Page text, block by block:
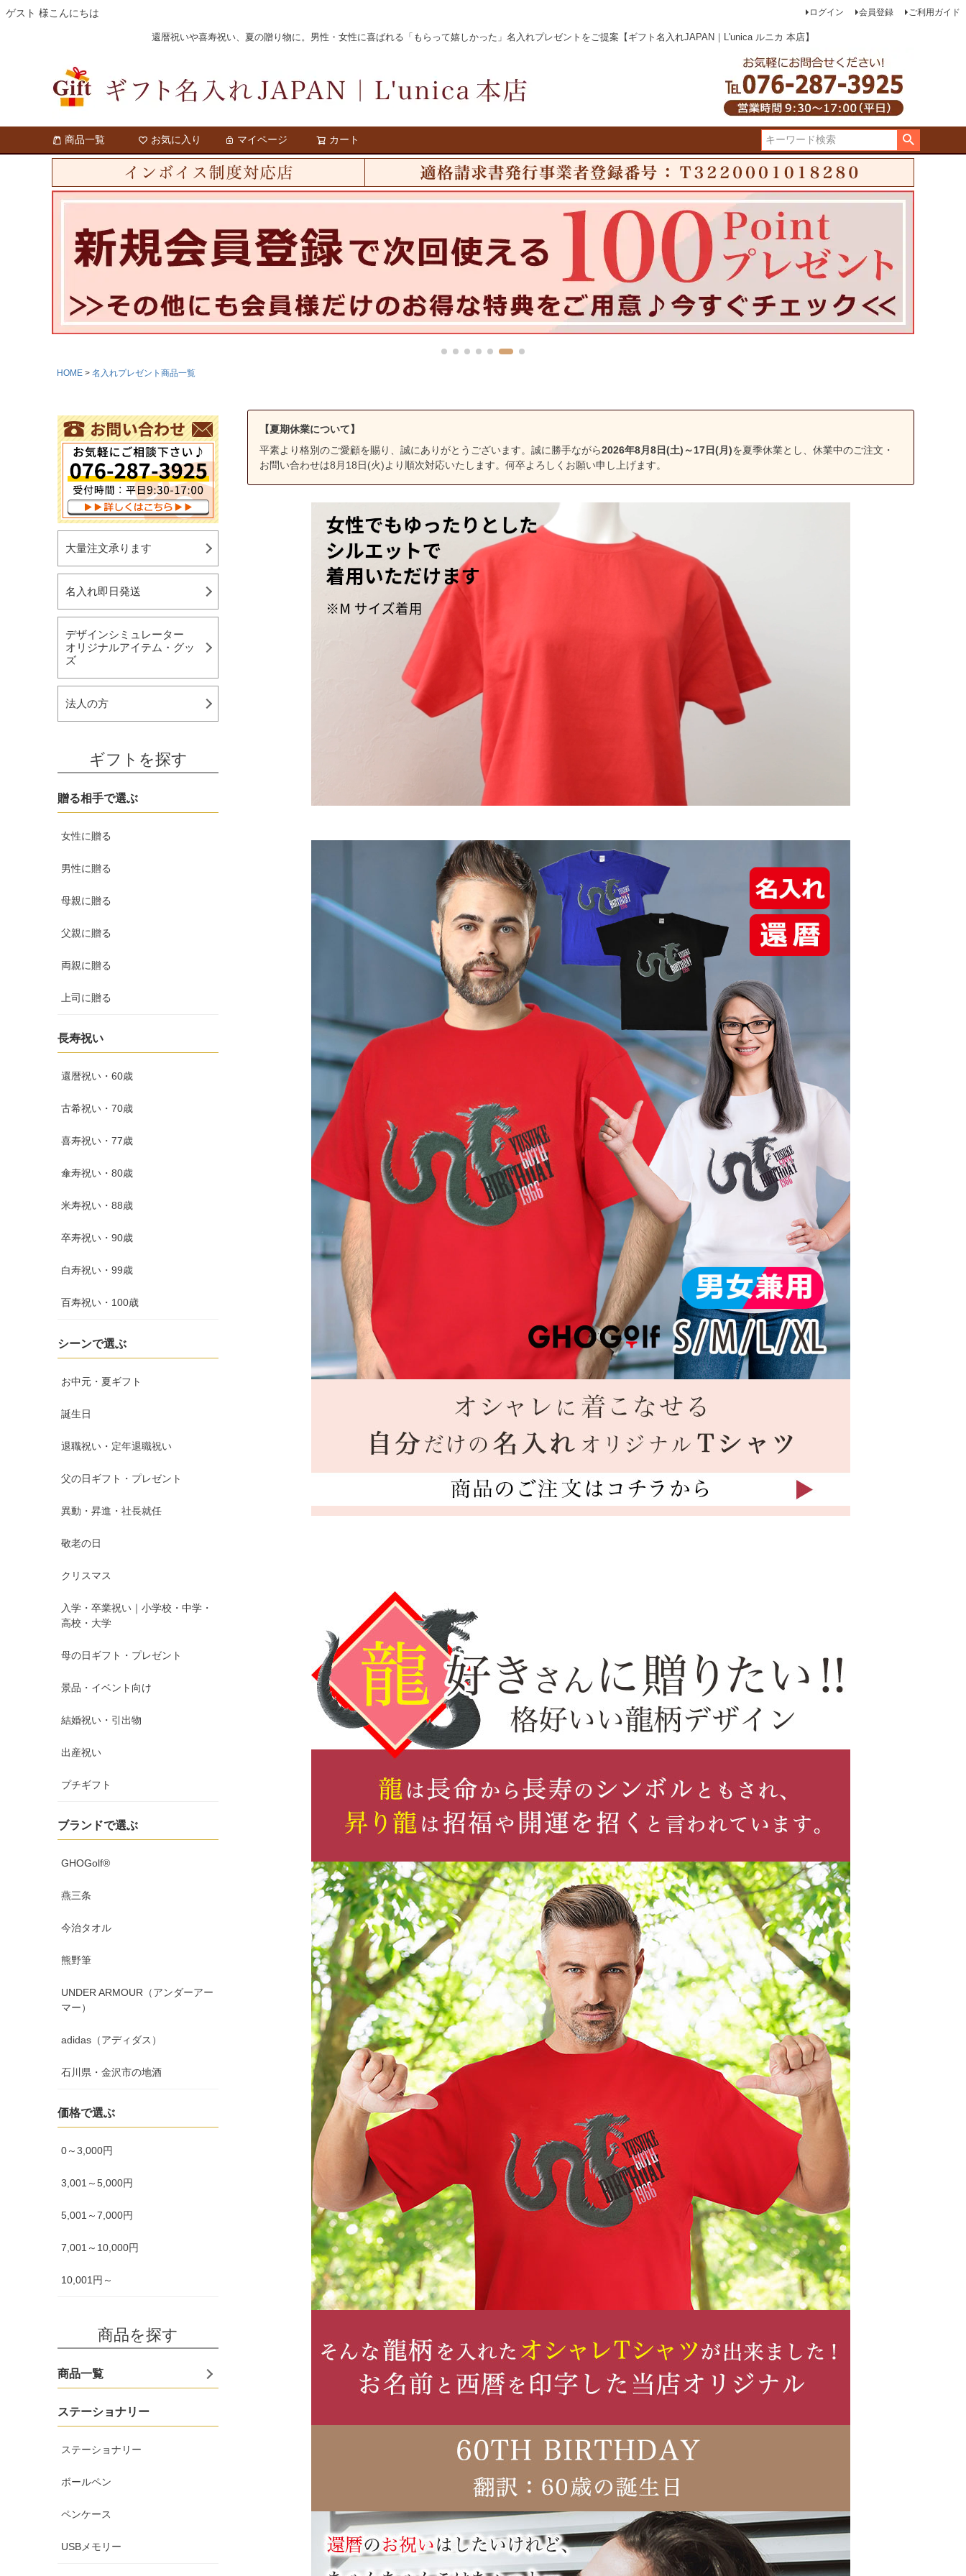
ゲスト 様こんにちは ログイン 会員登録 ご利用ガイド
還暦祝いや喜寿祝い、夏の贈り物に。男性・女性に喜ばれる「もらって嬉しかった」名入れプレゼントをご提案【ギフト名入れJAPAN｜L'unica ルニカ 本店】
商品一覧 お気に入り マイページ カート
HOME 名入れプレゼント商品一覧
大量注文承ります
名入れ即日発送
デザインシミュレーター
オリジナルアイテム・グッ
ズ
法人の方
ギフトを探す
贈る相手で選ぶ
女性に贈る
男性に贈る
母親に贈る
父親に贈る
両親に贈る
上司に贈る
長寿祝い
還暦祝い・60歳
古希祝い・70歳
喜寿祝い・77歳
傘寿祝い・80歳
米寿祝い・88歳
卒寿祝い・90歳
白寿祝い・99歳
百寿祝い・100歳
シーンで選ぶ
お中元・夏ギフト
誕生日
退職祝い・定年退職祝い
父の日ギフト・プレゼント
異動・昇進・社長就任
敬老の日
クリスマス
入学・卒業祝い｜小学校・中学・
高校・大学
母の日ギフト・プレゼント
景品・イベント向け
結婚祝い・引出物
出産祝い
プチギフト
ブランドで選ぶ
GHOGolf®
燕三条
今治タオル
熊野筆
UNDER ARMOUR（アンダーアー
マー）
adidas（アディダス）
石川県・金沢市の地酒
価格で選ぶ
0～3,000円
3,001～5,000円
5,001～7,000円
7,001～10,000円
10,001円～
商品を探す
商品一覧
ステーショナリー
ステーショナリー
ボールペン
ペンケース
USBメモリー
【夏期休業について】
平素より格別のご愛顧を賜り、誠にありがとうございます。誠に勝手ながら2026年8月8日(土)～17日(月)を夏季休業とし、休業中のご注文・
お問い合わせは8月18日(火)より順次対応いたします。何卒よろしくお願い申し上げます。